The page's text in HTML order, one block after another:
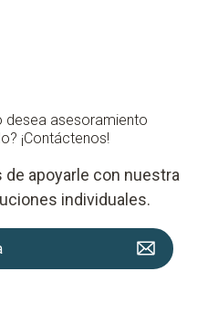
desea asesoramiento
¡Contáctenos!
apoyarle con nuestra
individuales.